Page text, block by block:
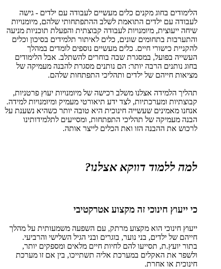
הלימודים בחוג מקנים כלים מעשיים לעבודה עם ילדים - גישה
לעבודה עם ילדים התואמת לשלב ההתפתחותי שלהם, מיומנויות
שיחה ייעוצית, מיומנויות לעבודה קבוצתית והפעלת תוכניות מניעה
והתערבות בתחומים שונים, כלים לאיתור תלמידים בסיכון וכלים
להקניית כישורי חיים. כלים מעשיים נוספים לומדים במהלך
העשייה בפועל, במסגרת שבה בוחרים להשתלב. אבל הלימודים
בחוג נותנים הרבה יותר: הם נותנים מסגרת להבנה מעמיקה של
מציאות חייהם של ילדים ותהליכי התפתחות שלהם.
תהליך הלמידה אצלנו משלב רכישה של מיומנויות יעוץ פרטניות,
קבוצתיות ומערכתיות, לצד ידע תיאורטי מעמיק ומיומנויות למידה.
אנחנו מאמינים שעשייה חינוכית היא טובה יותר כשהיא נשענת על
הבנה מעמיקה של תהליכי התפתחות, ומסייעים לתלמידותינו
לרכוש את ההבנה הזו ואת הכלים לייצר אותה.
למה ללמוד דווקא אצלנו?
כי ייעוץ חינוכי זה מקצוע אטרקטיבי
ייעוץ חינוכי הוא מקצוע מרתק, עם השפעה משמעותית על מהלך
חייהם של ילדים, בני נוער, בוגרים ובני הגיל השלישי והרביעי.
בתור יועץ.ת, תסייעו להם לחיות חיים מלאים ומספקים יותר,
ולשפר את האקלים במערכת אליה תשתייכו, בין אם זו מערכת
חינוכית או אחרת.